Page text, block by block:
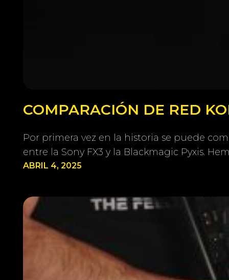
COMPARACIÓN DE RED
Por primera vez en la historia se puede
entre la Sony FX3 y la Blackmagic Pyxis.
ABRIL 4, 2025